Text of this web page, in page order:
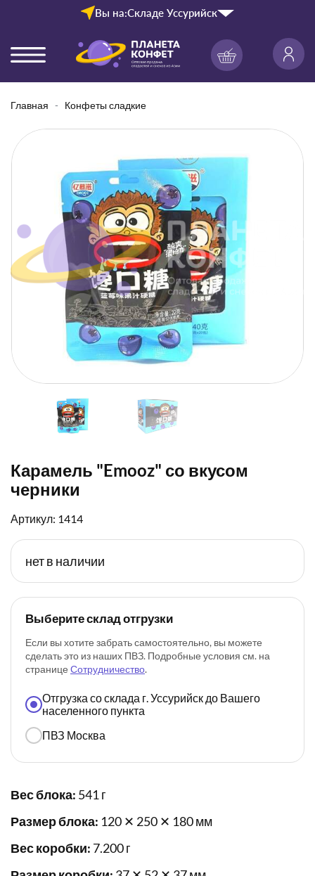
Вы на:Складе Уссурийск
Главная Конфеты сладкие
Карамель "Emooz" со вкусом
черники
Артикул: 1414
нет в наличии
Выберите склад отгрузки
Если вы хотите забрать самостоятельно, вы можете
сделать это из наших ПВЗ. Подробные условия см. на
странице Сотрудничество.
Отгрузка со склада г. Уссурийск до Вашего
населенного пункта
ПВЗ Москва
Вес блока: 541 г
Размер блока: 120 ✕ 250 ✕ 180 мм
Вес коробки: 7.200 г